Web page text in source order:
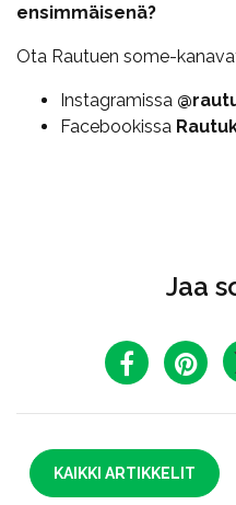
ensimmäisenä?
Ota Rautuen some-
Instagramissa
Facebookissa
Jaa
KAIKKI ARTIKKELIT